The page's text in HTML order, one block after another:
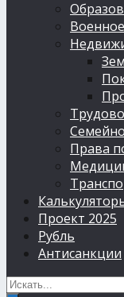
Права
Проект 2025
Рубль
Антисанкции